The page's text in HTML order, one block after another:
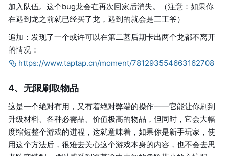
加入队伍。这个bug龙会在再次回家后消失。（注意：如果你
在遇到龙之前就已经买了龙，遇到的就会是三王爷）
追加：发现了一个或许可以在第二墓后期卡出两个龙都不离开
的情况：
https://www.taptap.cn/moment/781293554663162708
4、无限刷取物品
这是一个绝对有用，又有着绝对弊端的操作——它能让你刷到
升级材料、各种必需品、价值极高的物品，但同时，它会大幅
度缩短整个游戏的进程，这就意味着，如果你是新手玩家，使
用这个方法后，很难去关心这个游戏本身的内容，也不会去思